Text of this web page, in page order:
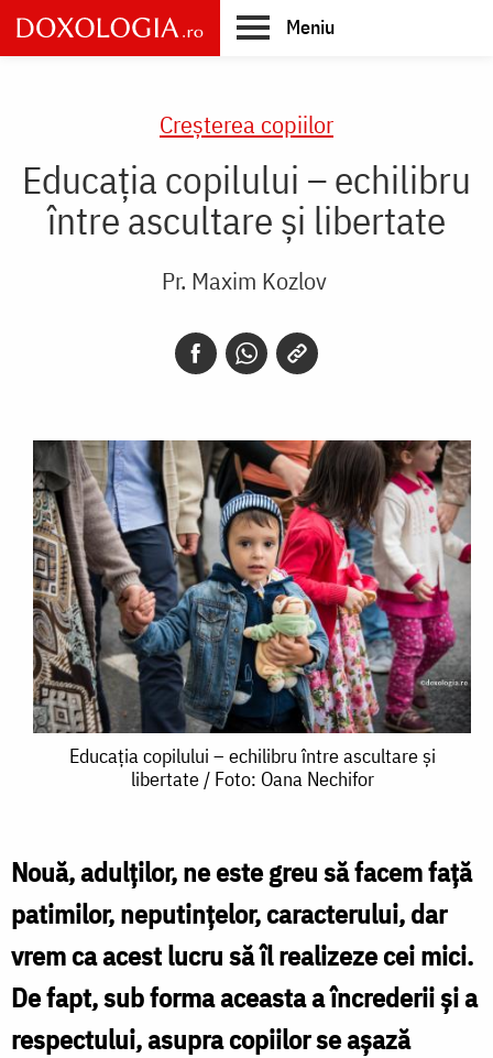
Skip
to
main
Meniu
Creşterea copiilor
Educația copilului – echilibru
între ascultare și libertate
Pr. Maxim Kozlov
Educația
echilibru
între
ascultare
și
libertate
Educația copilului – echilibru între ascultare și
libertate / Foto: Oana Nechifor
Nouă, adulţilor, ne este greu să facem faţă
patimilor, neputinţelor, caracterului, dar
vrem ca acest lucru să îl realizeze cei mici.
De fapt, sub forma aceasta a încrederii şi a
respectului, asupra copiilor se aşază